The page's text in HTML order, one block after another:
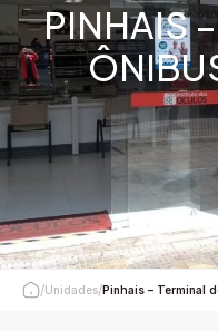
PINHAIS
/Unidades/Pinhais – Terminal